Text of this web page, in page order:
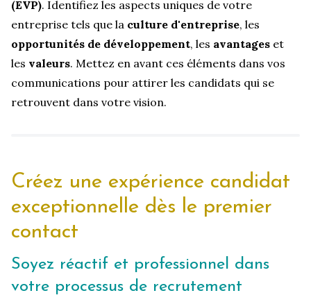
(EVP). Identifiez les aspects uniques de votre
entreprise tels que la culture d'entreprise, les
opportunités de développement, les avantages et
les valeurs. Mettez en avant ces éléments dans vos
communications pour attirer les candidats qui se
retrouvent dans votre vision.
Créez une expérience candidat
exceptionnelle dès le premier
contact
Soyez réactif et professionnel dans
votre processus de recrutement